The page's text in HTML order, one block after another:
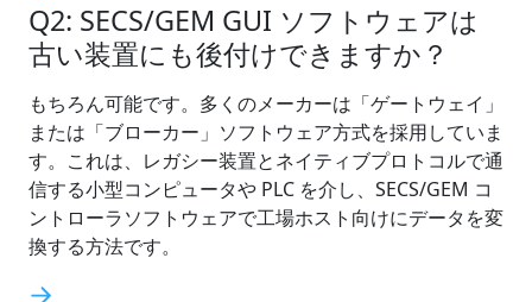
Q2: SECS/GEM GUI ソフトウェアは
古い装置にも後付けできますか？
もちろん可能です。多くのメーカーは「ゲートウェイ」
または「ブローカー」ソフトウェア方式を採用していま
す。これは、レガシー装置とネイティブプロトコルで通
信する小型コンピュータや PLC を介し、SECS/GEM コ
ントローラソフトウェアで工場ホスト向けにデータを変
換する方法です。